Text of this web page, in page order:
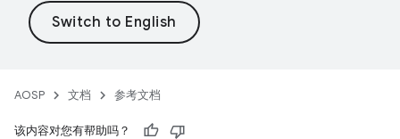
AOSP 文档 参考文档
该内容对您有帮助吗？